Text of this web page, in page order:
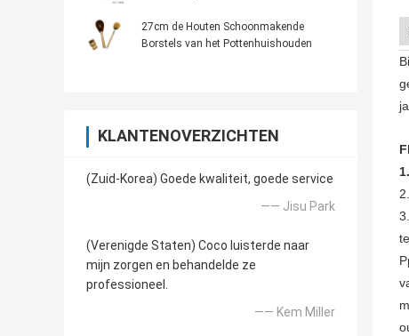
27cm de Houten Schoonmakende
Borstels van het Pottenhuishouden
KLANTENOVERZICHTEN
(Zuid-Korea) Goede kwaliteit, goede service
—— Jisu Park
(Verenigde Staten) Coco luisterde naar
mijn zorgen en behandelde ze
professioneel.
—— Kem Miller
1.